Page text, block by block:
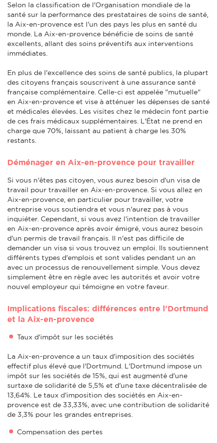
Selon la classification de l'Organisation mondiale de la
santé sur la performance des prestataires de soins de santé,
la Aix-en-provence est l'un des pays les plus en santé du
monde. La Aix-en-provence bénéficie de soins de santé
excellents, allant des soins préventifs aux interventions
immédiates.
En plus de l'excellence des soins de santé publics, la plupart
des citoyens français souscrivent à une assurance santé
française complémentaire. Celle-ci est appelée "mutuelle"
en Aix-en-provence et vise à atténuer les dépenses de santé
et médicales élevées. Les visites chez le médecin font partie
de ces frais médicaux supplémentaires. L'État ne prend en
charge que 70%, laissant au patient à charge les 30%
restants.
Déménager en Aix-en-provence pour travailler
Si vous n'êtes pas citoyen, vous aurez besoin d'un visa de
travail pour travailler en Aix-en-provence. Si vous allez en
Aix-en-provence, en particulier pour travailler, votre
entreprise vous soutiendra et vous n'aurez pas à vous
inquiéter. Cependant, si vous avez l'intention de travailler
en Aix-en-provence après avoir émigré, vous aurez besoin
d'un permis de travail français. Il n'est pas difficile de
demander un visa si vous trouvez un emploi. Ils soutiennent
différents types d'emplois et sont valides pendant un an
avec un processus de renouvellement simple. Vous devez
simplement être en règle avec les autorités et avoir votre
nouvel employeur qui témoigne en votre faveur.
Implications fiscales: différences entre l'Dortmund
et la Aix-en-provence
Taux d'impôt sur les sociétés
La Aix-en-provence a un taux d'imposition des sociétés
effectif plus élevé que l'Dortmund. L'Dortmund impose un
impôt sur les sociétés de 15%, qui est augmenté d'une
surtaxe de solidarité de 5,5% et d'une taxe décentralisée de
13,64%. Le taux d'imposition des sociétés en Aix-en-
provence est de 33,33%, avec une contribution de solidarité
de 3,3% pour les grandes entreprises.
Compensation des pertes